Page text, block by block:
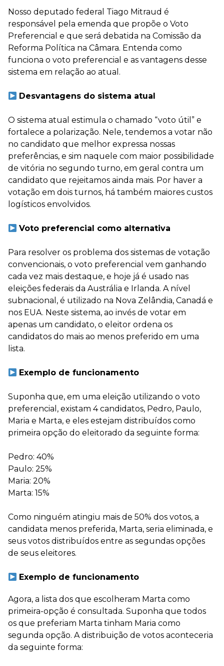
Nosso deputado federal Tiago Mitraud é
responsável pela emenda que propõe o Voto
Preferencial e que será debatida na Comissão da
Reforma Política na Câmara. Entenda como
funciona o voto preferencial e as vantagens desse
sistema em relação ao atual.
Desvantagens do sistema atual
O sistema atual estimula o chamado “voto útil” e
fortalece a polarização. Nele, tendemos a votar não
no candidato que melhor expressa nossas
preferências, e sim naquele com maior possibilidade
de vitória no segundo turno, em geral contra um
candidato que rejeitamos ainda mais. Por haver a
votação em dois turnos, há também maiores custos
logísticos envolvidos.
Voto preferencial como alternativa
Para resolver os problema dos sistemas de votação
convencionais, o voto preferencial vem ganhando
cada vez mais destaque, e hoje já é usado nas
eleições federais da Austrália e Irlanda. A nível
subnacional, é utilizado na Nova Zelândia, Canadá e
nos EUA. Neste sistema, ao invés de votar em
apenas um candidato, o eleitor ordena os
candidatos do mais ao menos preferido em uma
lista.
Exemplo de funcionamento
Suponha que, em uma eleição utilizando o voto
preferencial, existam 4 candidatos, Pedro, Paulo,
Maria e Marta, e eles estejam distribuídos como
primeira opção do eleitorado da seguinte forma:
Pedro: 40%
Paulo: 25%
Maria: 20%
Marta: 15%
Como ninguém atingiu mais de 50% dos votos, a
candidata menos preferida, Marta, seria eliminada, e
seus votos distribuídos entre as segundas opções
de seus eleitores.
Exemplo de funcionamento
Agora, a lista dos que escolheram Marta como
primeira-opção é consultada. Suponha que todos
os que preferiam Marta tinham Maria como
segunda opção. A distribuição de votos aconteceria
da seguinte forma: